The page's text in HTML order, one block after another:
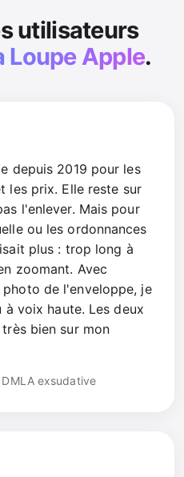
utilisateurs
Loupe Apple.
depuis 2019 pour les
les prix. Elle reste sur
l'enlever. Mais pour
ou les ordonnances
plus : trop long à
zoomant. Avec
photo de l'enveloppe, je
voix haute. Les deux
bien sur mon
exsudative